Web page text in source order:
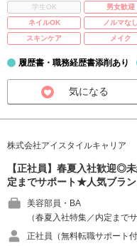
学生OK
男女歓迎
ネイルOK
ノルマなし
スキンケア
メイク
履歴書・職務経歴書添削あり
気になる
株式会社アイスタイルキャリア
【正社員】春夏入社歓迎◎
定までサポート★人気ブラン
美容部員・BA
（春夏入社特集／内定まで
正社員（無料転職サポート付